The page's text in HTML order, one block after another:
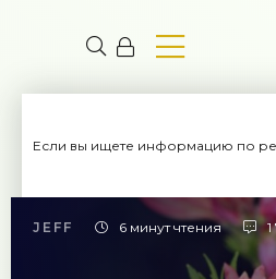
JEFF 6 минут чтения